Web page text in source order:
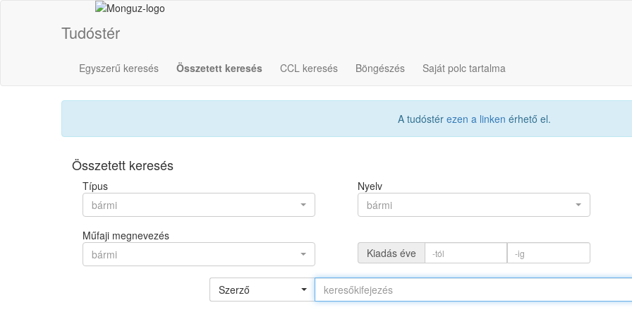
Tudóstér
Egyszerű keresés Összetett keresés CCL keresés Böngészés Saját polc tartalma
A tudóstér ezen a linken érhető el.
Összetett keresés
Típus
bármi
Nyelv
bármi
Műfaji megnevezés
bármi
Kiadás éve
Szerző